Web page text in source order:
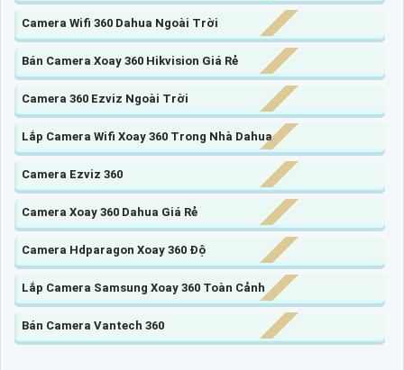
Camera Wifi 360 Dahua Ngoài Trời
Bán Camera Xoay 360 Hikvision Giá Rẻ
Camera 360 Ezviz Ngoài Trời
Lắp Camera Wifi Xoay 360 Trong Nhà Dahua
Camera Ezviz 360
Camera Xoay 360 Dahua Giá Rẻ
Camera Hdparagon Xoay 360 Độ
Lắp Camera Samsung Xoay 360 Toàn Cảnh
Bán Camera Vantech 360